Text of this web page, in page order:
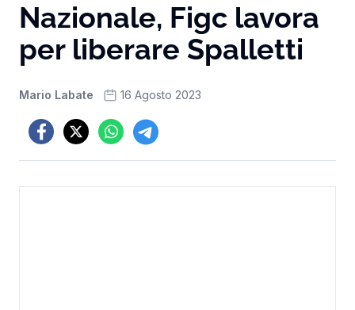
Nazionale, Figc lavora
per liberare Spalletti
Mario Labate 16 Agosto 2023